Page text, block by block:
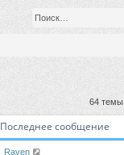
64 темы
Последнее сообщение
Raven